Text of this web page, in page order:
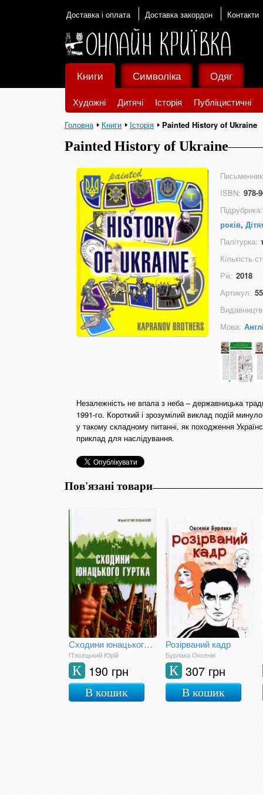
Доставка і оплата Доставка закордон Контакти
Книги
Художні Дитячі Історія Публіцистичні
Символіка Одяг
Головна Книги Історія Painted History of Ukraine
Painted History of Ukraine
ISBN: 978-
Підрубрика:
років,
Палітурка:
Кількість
Рік: 2018
Артикул:
Мова:
Незалежність не впала з неба – державницька
1991-го. Короткий і зрозумілий виклад подій
у такому складному питанні, як походження
приклад для наслідування.
Пов'язані товари
Сходини юнацького гуртка
П'ясецький Юрій
190 грн
К
В кошик
Розірваний кадр
Бурлака Оксенія
307 грн
К
В кошик